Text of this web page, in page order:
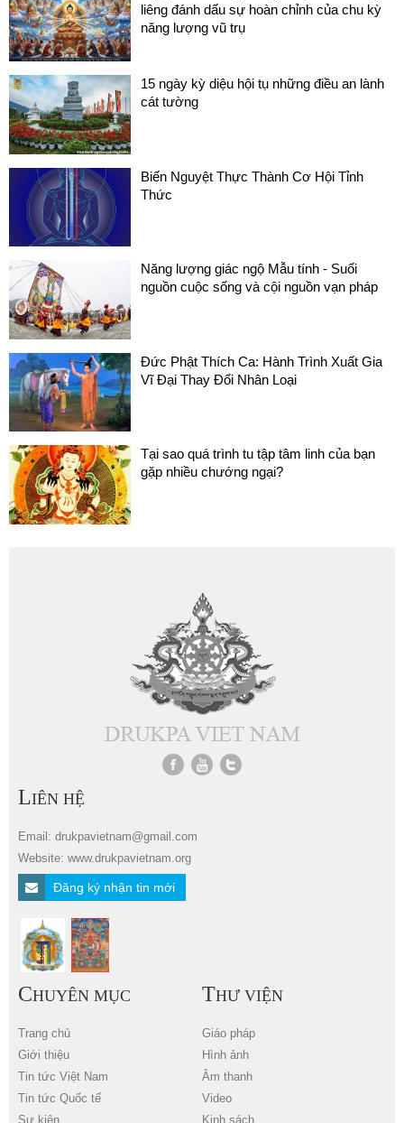
liêng đánh dấu sự hoàn chỉnh của chu kỳ
năng lượng vũ trụ
15 ngày kỳ diệu hội tụ những điều an lành
cát tường
Biến Nguyệt Thực Thành Cơ Hội Tỉnh
Thức
Năng lượng giác ngộ Mẫu tính - Suối
nguồn cuộc sống và cội nguồn vạn pháp
Đức Phật Thích Ca: Hành Trình Xuất Gia
Vĩ Đại Thay Đổi Nhân Loại
Tại sao quá trình tu tập tâm linh của bạn
gặp nhiều chướng ngại?
LIÊN HỆ
Email: drukpavietnam@gmail.com
Website: www.drukpavietnam.org
Đăng ký nhận tin mới
CHUYÊN MỤC
Trang chủ
Giới thiệu
Tin tức Việt Nam
Tin tức Quốc tế
Sự kiện
THƯ VIỆN
Giáo pháp
Hình ảnh
Âm thanh
Video
Kinh sách